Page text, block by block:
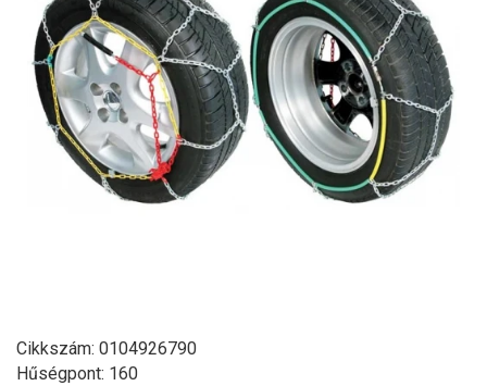
Cikkszám: 0104926790
Hűségpont: 160